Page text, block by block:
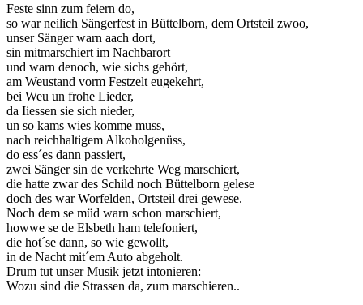
Feste sinn zum feiern do,
so war neilich Sängerfest in Büttelborn, dem Ortsteil zwoo,
unser Sänger warn aach dort,
sin mitmarschiert im Nachbarort
und warn denoch, wie sichs gehört,
am Weustand vorm Festzelt eugekehrt,
bei Weu un frohe Lieder,
da Iiessen sie sich nieder,
un so kams wies komme muss,
nach reichhaltigem Alkoholgenüss,
do ess´es dann passiert,
zwei Sänger sin de verkehrte Weg marschiert,
die hatte zwar des Schild noch Büttelborn gelese
doch des war Worfelden, Ortsteil drei gewese.
Noch dem se müd warn schon marschiert,
howwe se de Elsbeth ham telefoniert,
die hot´se dann, so wie gewollt,
in de Nacht mit´em Auto abgeholt.
Drum tut unser Musik jetzt intonieren:
Wozu sind die Strassen da, zum marschieren..